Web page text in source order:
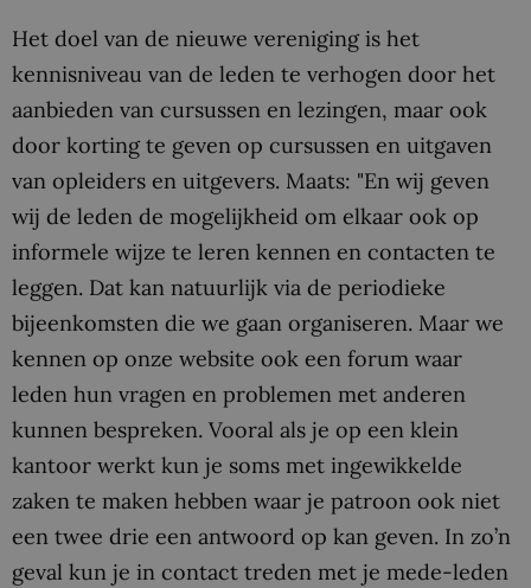
Het doel van de nieuwe vereniging is het
kennisniveau van de leden te verhogen door het
aanbieden van cursussen en lezingen, maar ook
door korting te geven op cursussen en uitgaven
van opleiders en uitgevers. Maats: "En wij geven
wij de leden de mogelijkheid om elkaar ook op
informele wijze te leren kennen en contacten te
leggen. Dat kan natuurlijk via de periodieke
bijeenkomsten die we gaan organiseren. Maar we
kennen op onze website ook een forum waar
leden hun vragen en problemen met anderen
kunnen bespreken. Vooral als je op een klein
kantoor werkt kun je soms met ingewikkelde
zaken te maken hebben waar je patroon ook niet
een twee drie een antwoord op kan geven. In zo’n
geval kun je in contact treden met je mede-leden